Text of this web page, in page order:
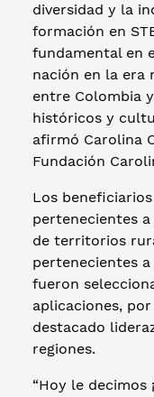
diversidad y la
formación en
fundamental en
nación en la era
entre Colombia
históricos y
afirmó Carolina
Fundación
Los
pertenecientes a
de territorios
pertenecientes
fueron
aplicaciones,
destacado
regiones.
“Hoy le decimos